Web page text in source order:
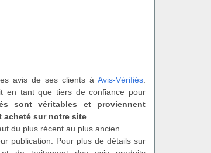
avis de ses clients à Avis-Vérifiés.
en tant que tiers de confiance pour
sont véritables et proviennent
acheté sur notre site
du plus récent au plus ancien.
publication. Pour plus de détails sur